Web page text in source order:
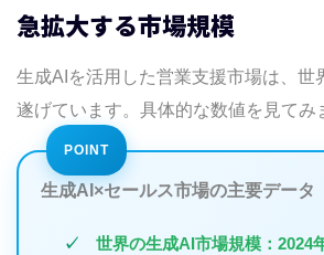
ContactUs
この記事をみた方は
下記の様な記事も読んで
Company
Terms
information
急拡大する市場規模
生成AIを活用した営業支援市場は、世
遂げています。具体的な数値を見てみ
生成AI×セールス市場の主要データ
世界の生成AI市場規模 ：2024